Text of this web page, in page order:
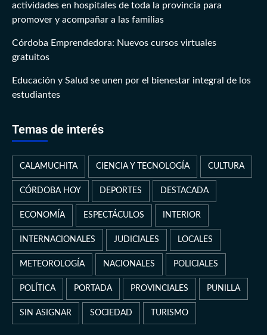
actividades en hospitales de toda la provincia para
promover y acompañar a las familias
Córdoba Emprendedora: Nuevos cursos virtuales
gratuitos
Educación y Salud se unen por el bienestar integral de los
estudiantes
Temas de interés
CALAMUCHITA CIENCIA Y TECNOLOGÍA CULTURA
CÓRDOBA HOY DEPORTES DESTACADA
ECONOMÍA ESPECTÁCULOS INTERIOR
INTERNACIONALES JUDICIALES LOCALES
METEOROLOGÍA NACIONALES POLICIALES
POLÍTICA PORTADA PROVINCIALES PUNILLA
SIN ASIGNAR SOCIEDAD TURISMO